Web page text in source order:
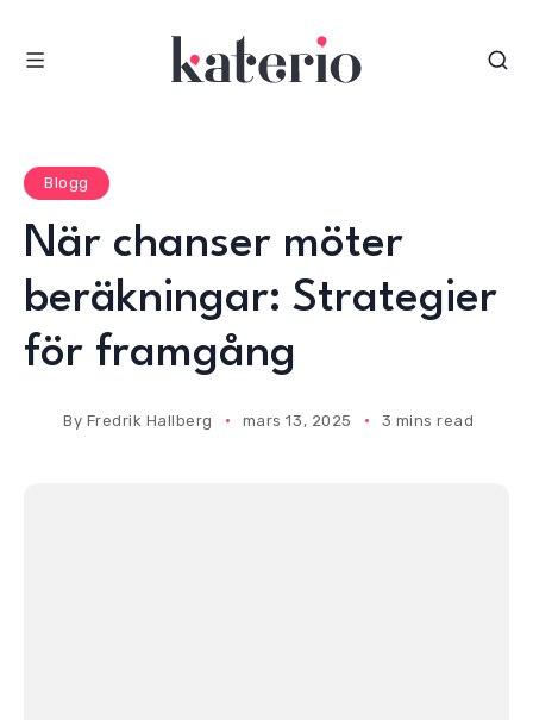
Blogg
När chanser möter
beräkningar: Strategier
för framgång
By Fredrik Hallberg mars 13, 2025 3 mins read